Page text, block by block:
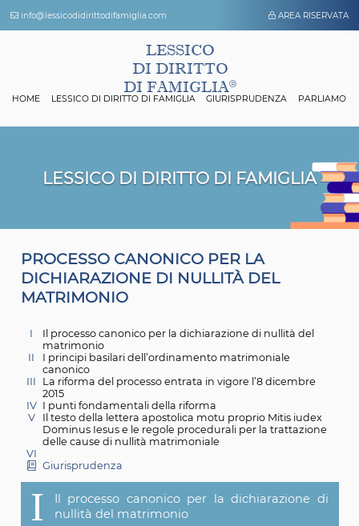
info@lessicodidirittodifamiglia.com AREA
LESSICO
DI DIRITTO
DI FAMIGLIA
LESSICO DI DIRITTO DI
PROCESSO CANONICO PER LA
DICHIARAZIONE DI NULLITÀ DEL
MATRIMONIO
Il processo canonico per la dichiarazione di nullità
matrimonio
II I principi basilari dell’ordinamento matrimoniale
canonico
III
La riforma del processo entrata in vigore l’8
2015
V Il testo della lettera apostolica motu proprio Mitis
Dominus Iesus e le regole procedurali per la
delle cause di nullità matrimoniale